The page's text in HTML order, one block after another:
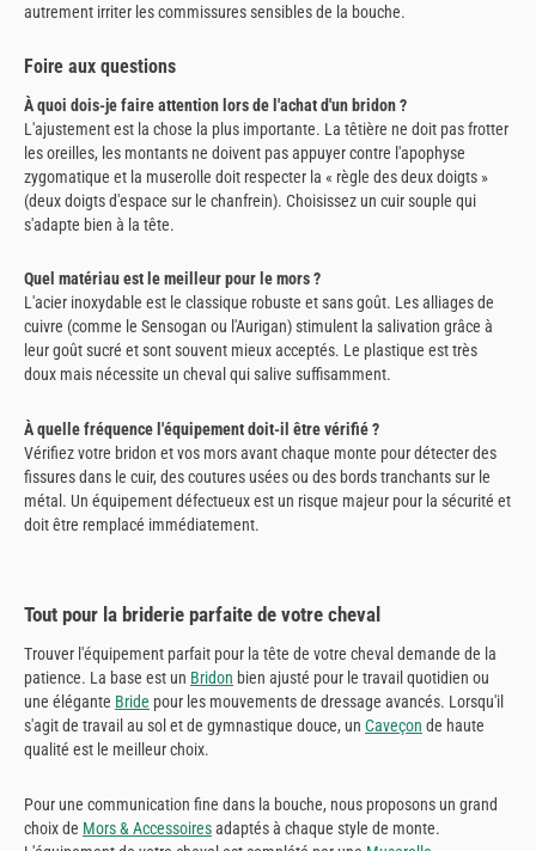
autrement irriter les commissures sensibles de la bouche.
Foire aux questions
À quoi dois-je faire attention lors de l'achat d'un bridon ?
L'ajustement est la chose la plus importante. La têtière ne doit pas frotter
les oreilles, les montants ne doivent pas appuyer contre l'apophyse
zygomatique et la muserolle doit respecter la « règle des deux doigts »
(deux doigts d'espace sur le chanfrein). Choisissez un cuir souple qui
s'adapte bien à la tête.
Quel matériau est le meilleur pour le mors ?
L'acier inoxydable est le classique robuste et sans goût. Les alliages de
cuivre (comme le Sensogan ou l'Aurigan) stimulent la salivation grâce à
leur goût sucré et sont souvent mieux acceptés. Le plastique est très
doux mais nécessite un cheval qui salive suffisamment.
À quelle fréquence l'équipement doit-il être vérifié ?
Vérifiez votre bridon et vos mors avant chaque monte pour détecter des
fissures dans le cuir, des coutures usées ou des bords tranchants sur le
métal. Un équipement défectueux est un risque majeur pour la sécurité et
doit être remplacé immédiatement.
Tout pour la briderie parfaite de votre cheval
Trouver l'équipement parfait pour la tête de votre cheval demande de la
patience. La base est un Bridon bien ajusté pour le travail quotidien ou
une élégante Bride pour les mouvements de dressage avancés. Lorsqu'il
s'agit de travail au sol et de gymnastique douce, un Caveçon de haute
qualité est le meilleur choix.
Pour une communication fine dans la bouche, nous proposons un grand
choix de Mors & Accessoiresadaptés à chaque style de monte.